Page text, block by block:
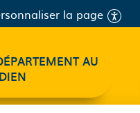
la page
AU